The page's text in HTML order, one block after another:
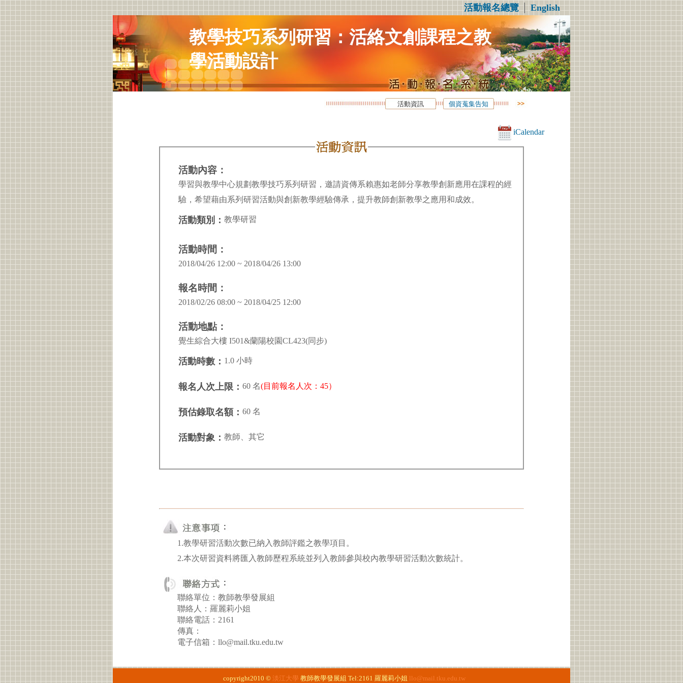
活動報名總覽│English
教學技巧系列研習：活絡文創課程之教
學活動設計
活動資訊 個資蒐集告知
iCalendar
活動內容：
學習與教學中心規劃教學技巧系列研習，邀請資傳系賴惠如老師分享教學創新應用在課程的經
驗，希望藉由系列研習活動與創新教學經驗傳承，提升教師創新教學之應用和成效。
活動類別： 教學研習
活動時間：
2018/04/26 12:00 ~ 2018/04/26 13:00
報名時間：
2018/02/26 08:00 ~ 2018/04/25 12:00
活動地點：
覺生綜合大樓 I501&蘭陽校園CL423(同步)
活動時數： 1.0 小時
報名人次上限： 60 名(目前報名人次：45）
預估錄取名額： 60 名
活動對象： 教師、其它
1.教學研習活動次數已納入教師評鑑之教學項目。
2.本次研習資料將匯入教師歷程系統並列入教師參與校內教學研習活動次數統計。
聯絡單位：教師教學發展組
聯絡人：羅麗莉小姐
聯絡電話：2161
傳真：
電子信箱：llo@mail.tku.edu.tw
copyright2010 © 淡江大學 教師教學發展組 Tel:2161 羅麗莉小姐 llo@mail.tku.edu.tw